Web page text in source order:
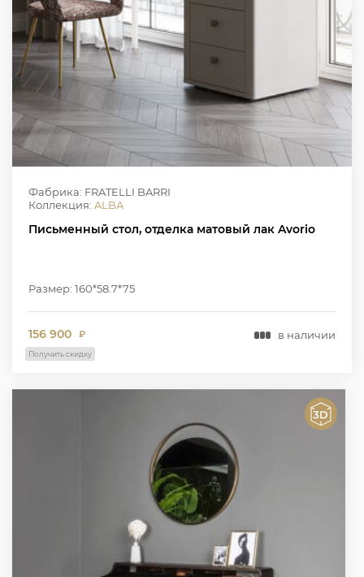
Фабрика: FRATELLI BARRI
Коллекция: ALBA
Письменный стол, отделка матовый лак Avorio
Размер: 160*58.7*75
156 900 ₽ в наличии
Получить скидку